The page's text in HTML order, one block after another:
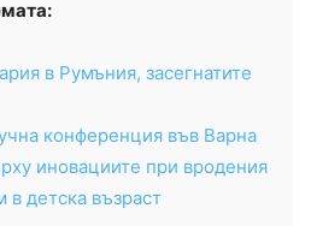
в Румъния, засегнатите
конференция във Варна
иновациите при вродения
в детска възраст